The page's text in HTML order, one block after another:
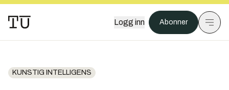
Logg inn Abonner
KUNSTIG INTELLIGENS